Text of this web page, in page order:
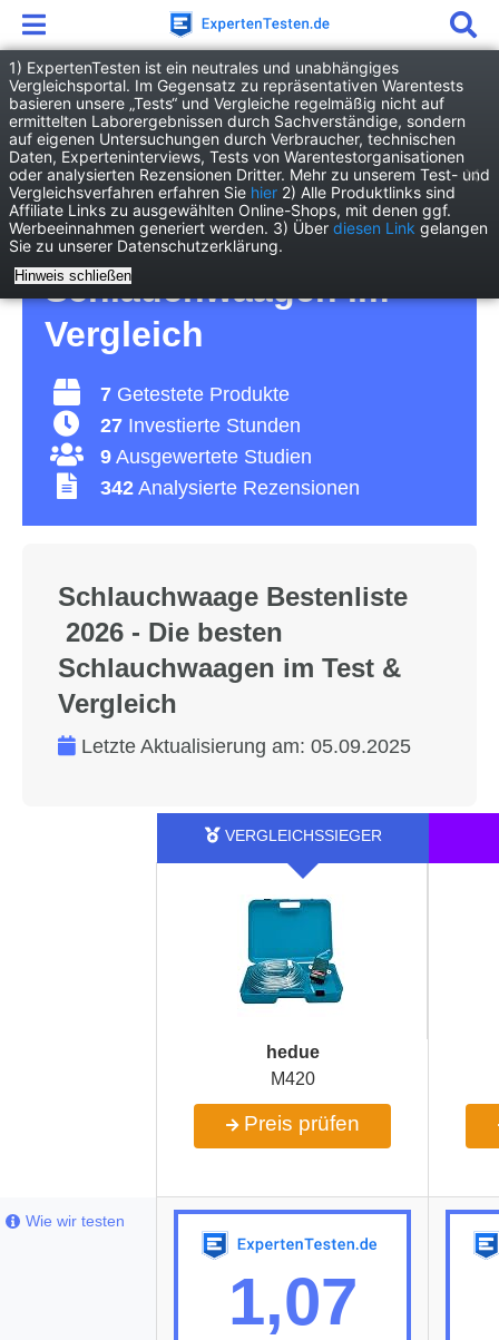
Heimwerken
Werkzeug
Schlauchwaage
Schlauchwaage Test
2026 • Die 7 besten
Schlauchwaagen im
Vergleich
7 Getestete Produkte
27 Investierte Stunden
9 Ausgewertete Studien
342 Analysierte Rezensionen
Schlauchwaage Bestenliste
2026 - Die besten
Schlauchwaagen im Test &
Vergleich
Letzte Aktualisierung am: 05.09.2025
hedue
M420
Preis prüfen
1,07
Wie wir testen
1) ExpertenTesten ist ein neutrales und unabhängiges
Vergleichsportal. Im Gegensatz zu repräsentativen Warentests
basieren unsere „Tests“ und Vergleiche regelmäßig nicht auf
ermittelten Laborergebnissen durch Sachverständige, sondern
auf eigenen Untersuchungen durch Verbraucher, technischen
Daten, Experteninterviews, Tests von Warentestorganisationen
oder analysierten Rezensionen Dritter. Mehr zu unserem Test- und
Vergleichsverfahren erfahren Sie hier 2) Alle Produktlinks sind
Affiliate Links zu ausgewählten Online-Shops, mit denen ggf.
Werbeeinnahmen generiert werden. 3) Über diesen Link gelangen
Sie zu unserer Datenschutzerklärung.
Hinweis schließen